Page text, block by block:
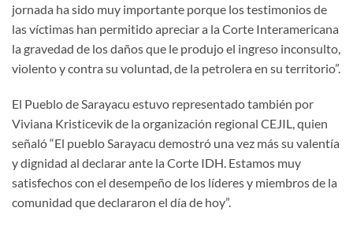
jornada ha sido muy importante porque los testimonios de
las víctimas han permitido apreciar a la Corte Interamericana
la gravedad de los daños que le produjo el ingreso inconsulto,
violento y contra su voluntad, de la petrolera en su territorio”.
El Pueblo de Sarayacu estuvo representado también por
Viviana Kristicevik de la organización regional CEJIL, quien
señaló “El pueblo Sarayacu demostró una vez más su valentía
y dignidad al declarar ante la Corte IDH. Estamos muy
satisfechos con el desempeño de los líderes y miembros de la
comunidad que declararon el día de hoy”.